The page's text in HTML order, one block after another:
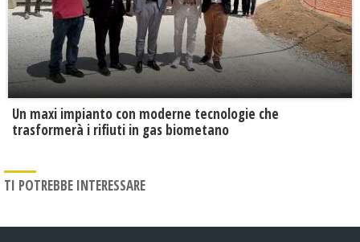
Un maxi impianto con moderne tecnologie che
trasformerà i rifiuti in gas biometano
TI POTREBBE INTERESSARE